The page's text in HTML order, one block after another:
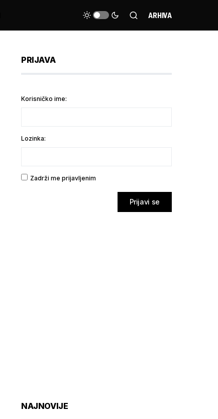
ARHIVA
PRIJAVA
Korisničko ime:
Lozinka:
Zadrži me prijavljenim
Prijavi se
NAJNOVIJE